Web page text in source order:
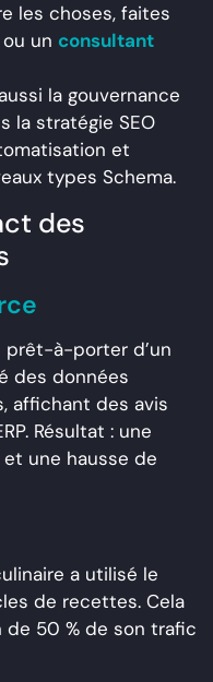
les choses, faites
ou un consultant
la gouvernance
la stratégie SEO
et
types Schema.
des
prêt-à-porter d’un
des données
affichant des avis
Résultat : une
une hausse de
a utilisé le
de recettes. Cela
de 50 % de son trafic